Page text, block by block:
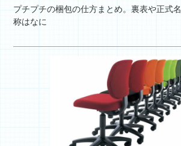
プチプチの梱包の仕方まとめ。裏表や正式名
称はなに